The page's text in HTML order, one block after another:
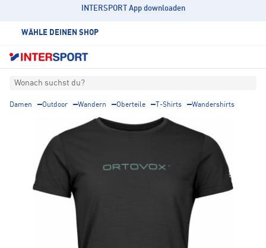
INTERSPORT App downloaden
WÄHLE DEINEN SHOP
Wonach suchst du?
Damen Outdoor Wandern Oberteile T-Shirts Wandershirts